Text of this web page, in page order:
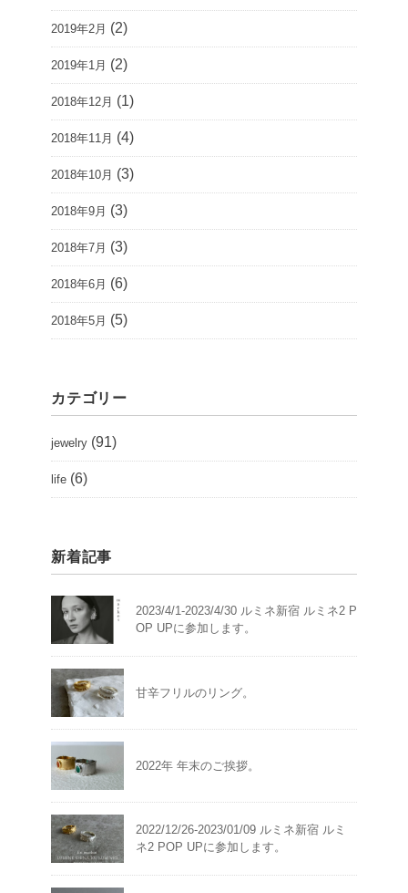
2019年2月 (2)
2019年1月 (2)
2018年12月 (1)
2018年11月 (4)
2018年10月 (3)
2018年9月 (3)
2018年7月 (3)
2018年6月 (6)
2018年5月 (5)
カテゴリー
jewelry (91)
life (6)
新着記事
2023/4/1-2023/4/30 ルミネ新宿 ルミネ2 P
OP UPに参加します。
甘辛フリルのリング。
2022年 年末のご挨拶。
2022/12/26-2023/01/09 ルミネ新宿 ルミ
ネ2 POP UPに参加します。